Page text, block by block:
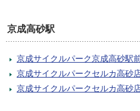
京成高砂駅
京成サイクルパーク京成高砂駅
京成サイクルパークセルカ高砂
京成サイクルパークセルカ高砂